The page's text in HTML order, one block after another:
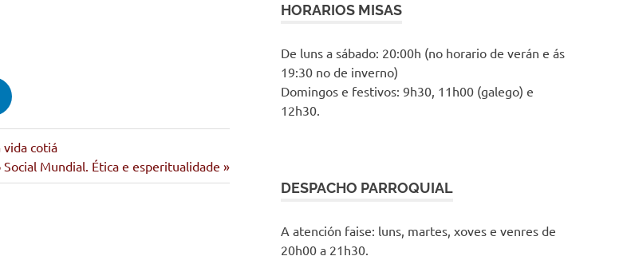
vida cotiá
Social Mundial. Ética e esperitualidade
HORARIOS MISAS
De luns a sábado: 20:00h (no horario de verán e ás
19:30 no de inverno)
Domingos e festivos: 9h30, 11h00 (galego) e
12h30.
DESPACHO PARROQUIAL
A atención faise: luns, martes, xoves e venres de
20h00 a 21h30.